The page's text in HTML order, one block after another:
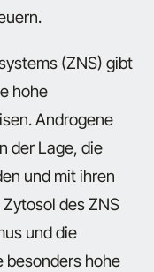
(ZNS) gibt
hohe
Androgene
der Lage, die
und mit ihren
des ZNS
und die
besonders hohe